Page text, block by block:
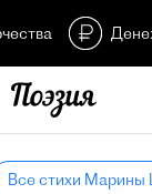
Все стихи Марины